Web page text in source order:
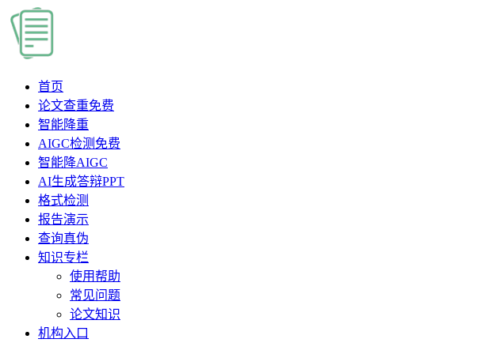
首页
论文查重免费
智能降重
AIGC检测 免费
智能降AIGC
AI生成答辩PPT
格式检测
报告演示
查询真伪
知识专栏
使用帮助
常见问题
论文知识
机构入口